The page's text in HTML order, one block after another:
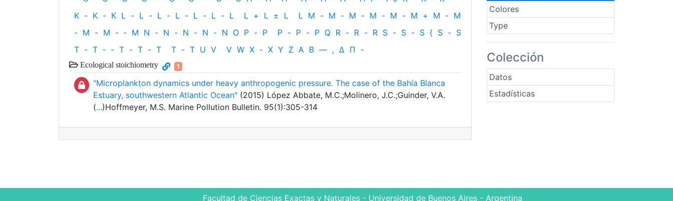
Colores
Type
Colección
Datos
Estadísticas
K - K - K L - L - L - L - L - L - L L + L ± L L M - M - M - M - M - M + M - M
- M - M - ‐ M N - N - N - N - N O P - P P - P - P Q R - R - R S - S - S { S - S
T - T ‐ - T - T - T T - T U V V W X - X Y Z Α Β — , Δ Π -
Ecological stoichiometry 1
"Microplankton dynamics under heavy anthropogenic pressure. The case of the Bahía Blanca
Estuary, southwestern Atlantic Ocean" (2015) López Abbate, M.C.;Molinero, J.C.;Guinder, V.A.
(...)Hoffmeyer, M.S. Marine Pollution Bulletin. 95(1):305-314
Facultad de Ciencias Exactas y Naturales - Universidad de Buenos Aires - Argentina